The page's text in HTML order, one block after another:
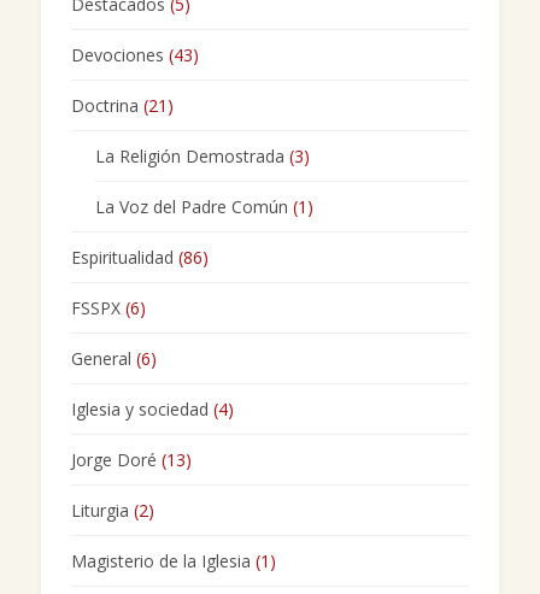
Destacados (5)
Devociones (43)
Doctrina (21)
La Religión Demostrada (3)
La Voz del Padre Común (1)
Espiritualidad (86)
FSSPX(6)
General (6)
Iglesia y sociedad (4)
Jorge Doré (13)
Liturgia (2)
Magisterio de la Iglesia (1)